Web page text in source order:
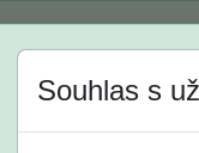
Souhlas s